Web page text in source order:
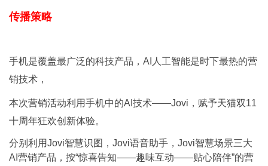
传播策略
手机是覆盖最广泛的科技产品，AI人工智能是时下最热的营
销技术，
本次营销活动利用手机中的AI技术——Jovi，赋予天猫双11
十周年狂欢创新体验。
分别利用Jovi智慧识图，Jovi语音助手，Jovi智慧场景三大
AI营销产品，按“惊喜告知——趣味互动——贴心陪伴”的营